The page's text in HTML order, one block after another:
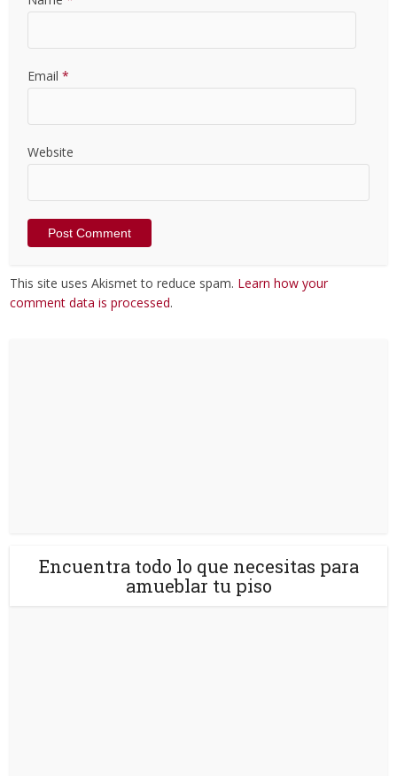
Email *
Website
This site uses Akismet to reduce spam. Learn how your
comment data is processed.
Encuentra todo lo que necesitas para
amueblar tu piso